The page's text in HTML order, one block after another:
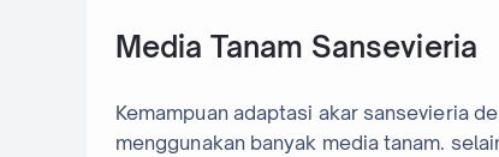
Media Tanam Sansevieria
Kemampuan adaptasi akar sansevieria
menggunakan banyak media tanam.